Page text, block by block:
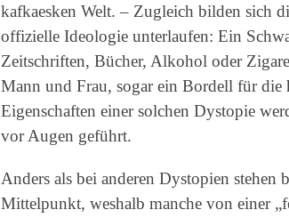
kafkaesken Welt. – Zugleich bilden sich
offizielle Ideologie unterlaufen: Ein
Zeitschriften, Bücher, Alkohol oder
Mann und Frau, sogar ein Bordell für
Eigenschaften einer solchen Dystopie
vor Augen geführt.
Anders als bei anderen Dystopien
Mittelpunkt, weshalb manche von einer